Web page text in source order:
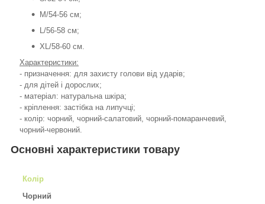
M/54-56 см;
L/56-58 см;
XL/58-60 см.
Характеристики:
- призначення: для захисту голови від ударів;
- для дітей і дорослих;
- матеріал: натуральна шкіра;
- кріплення: застібка на липучці;
- колір: чорний, чорний-салатовий, чорний-помаранчевий,
чорний-червоний.
Основні характеристики товару
Колір
Чорний